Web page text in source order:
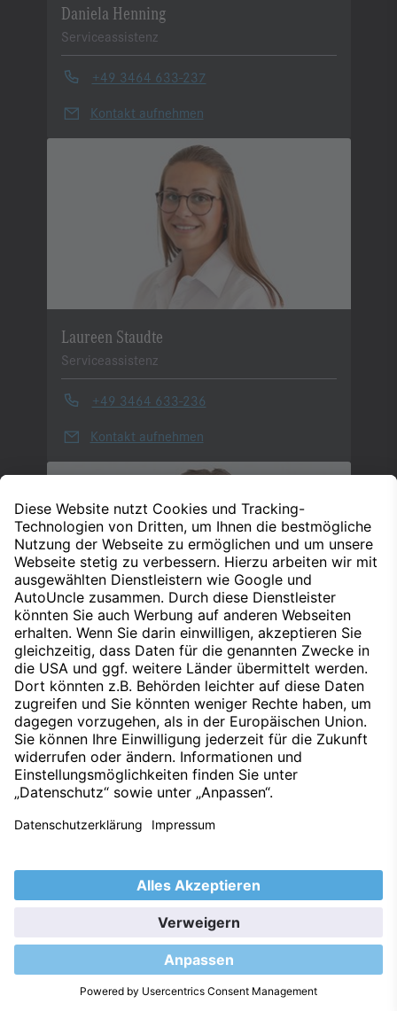
Daniela Henning
Serviceassistenz
+49 3464 633-237
Kontakt aufnehmen
Laureen Staudte
Serviceassistenz
+49 3464 633-236
Kontakt aufnehmen
Mara Werther-Stock
Serviceassistenz
+49 3464 633-273
Kontakt aufnehmen
Service Transporter